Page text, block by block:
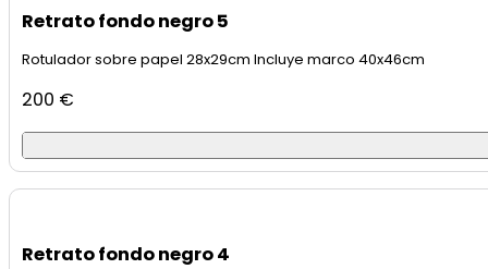
Retrato fondo negro 5
Rotulador sobre papel 28x29cm Incluye marco 40x46cm
200 €
Retrato fondo negro 4